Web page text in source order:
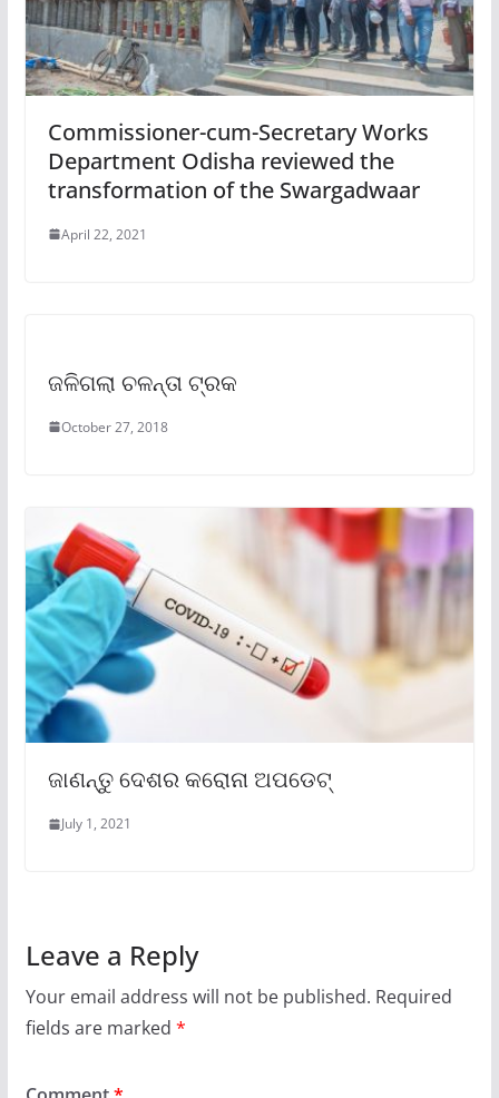
Commissioner-cum-Secretary Works
Department Odisha reviewed the
transformation of the Swargadwaar
April 22, 2021
ଜଳିଗଲା ଚଳନ୍ତା ଟ୍ରକ
October 27, 2018
ଜାଣନ୍ତୁ ଦେଶର କରୋନା ଅପଡେଟ୍‌
July 1, 2021
Leave a Reply
Your email address will not be published. Required
fields are marked *